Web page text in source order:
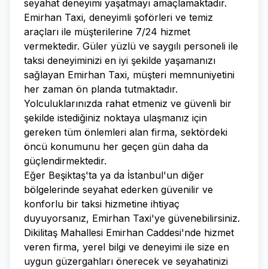
seyahat deneyimi yaşatmayı amaçlamaktadır.
Emirhan Taxi, deneyimli şoförleri ve temiz
araçları ile müşterilerine 7/24 hizmet
vermektedir. Güler yüzlü ve saygılı personeli ile
taksi deneyiminizi en iyi şekilde yaşamanızı
sağlayan Emirhan Taxi, müşteri memnuniyetini
her zaman ön planda tutmaktadır.
Yolculuklarınızda rahat etmeniz ve güvenli bir
şekilde istediğiniz noktaya ulaşmanız için
gereken tüm önlemleri alan firma, sektördeki
öncü konumunu her geçen gün daha da
güçlendirmektedir.
Eğer Beşiktaş'ta ya da İstanbul'un diğer
bölgelerinde seyahat ederken güvenilir ve
konforlu bir taksi hizmetine ihtiyaç
duyuyorsanız, Emirhan Taxi'ye güvenebilirsiniz.
Dikilitaş Mahallesi Emirhan Caddesi'nde hizmet
veren firma, yerel bilgi ve deneyimi ile size en
uygun güzergahları önerecek ve seyahatinizi